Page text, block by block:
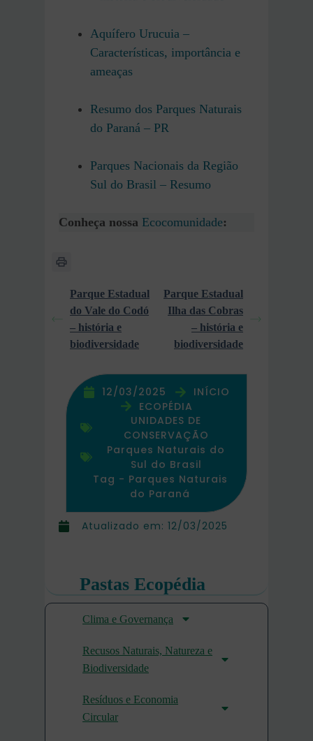
Atualizado em: 12/03/2025
Aquífero Urucuia –
Características, importância e
ameaças
Resumo dos Parques Naturais
do Paraná – PR
Parques Nacionais da Região
Sul do Brasil – Resumo
Conheça nossa Ecocomunidade:
Parque Estadual
do Vale do Codó
– história e
biodiversidade
Parque Estadual
Ilha das Cobras
– história e
biodiversidade
12/03/2025
INÍCIO
ECOPÉDIA
UNIDADES DE
CONSERVAÇÃO
Parques Naturais do
Sul do Brasil
Tag - Parques Naturais
do Paraná
Pastas Ecopédia
Clima e Governança
Recusos Naturais, Natureza e
Biodiversidade
Resíduos e Economia
Circular